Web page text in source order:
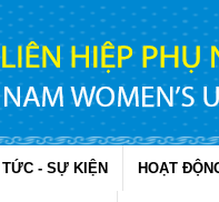
- SỰ KIỆN HOẠT